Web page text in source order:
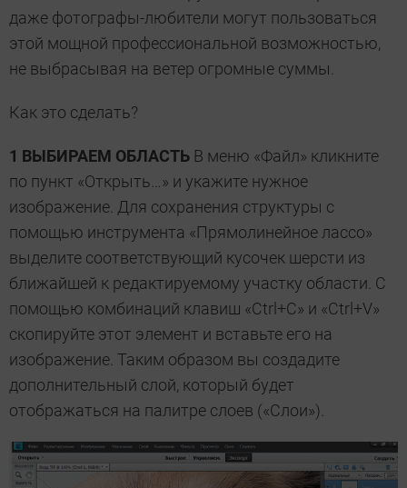
даже фотографы-любители могут пользоваться
этой мощной профессиональной возможностью,
не выбрасывая на ветер огромные суммы.
Как это сделать?
1 ВЫБИРАЕМ ОБЛАСТЬ В меню «Файл» кликните
по пункт «Открыть…» и укажите нужное
изображение. Для сохранения структуры с
помощью инструмента «Прямолинейное лассо»
выделите соответствующий кусочек шерсти из
ближайшей к редактируемому участку области. С
помощью комбинаций клавиш «Ctrl+C» и «Ctrl+V»
скопируйте этот элемент и вставьте его на
изображение. Таким образом вы создадите
дополнительный слой, который будет
отображаться на палитре слоев («Слои»).